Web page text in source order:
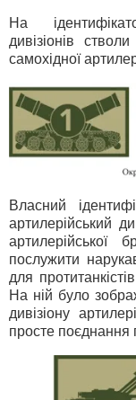
На
дивізіонів
самохідної
Власний
артилерійський
послужити
для
На ній було
дивізіону
просте поєднання